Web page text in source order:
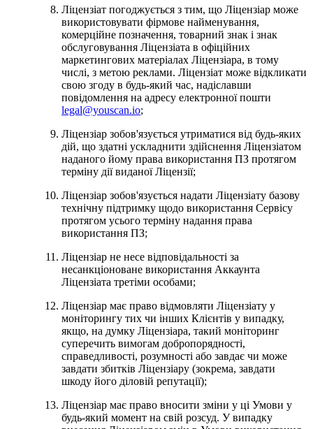
Ліцензіат погоджується з тим, що Ліцензіар може
використовувати фірмове найменування,
комерційне позначення, товарний знак і знак
обслуговування Ліцензіата в офіційних
маркетингових матеріалах Ліцензіара, в тому
числі, з метою реклами. Ліцензіат може відкликати
свою згоду в будь-який час, надіславши
повідомлення на адресу електронної пошти
legal@youscan.io;
Ліцензіар зобов'язується утриматися від будь-яких
дій, що здатні ускладнити здійснення Ліцензіатом
наданого йому права використання ПЗ протягом
терміну дії виданої Ліцензії;
Ліцензіар зобов'язується надати Ліцензіату базову
технічну підтримку щодо використання Сервісу
протягом усього терміну надання права
використання ПЗ;
Ліцензіар не несе відповідальності за
несанкціоноване використання Аккаунта
Ліцензіата третіми особами;
Ліцензіар має право відмовляти Ліцензіату у
моніторингу тих чи інших Клієнтів у випадку,
якщо, на думку Ліцензіара, такий моніторинг
суперечить вимогам добропорядності,
справедливості, розумності або завдає чи може
завдати збитків Ліцензіару (зокрема, завдати
шкоду його діловій репутації);
Ліцензіар має право вносити зміни у ці Умови у
будь-який момент на свій розсуд. У випадку